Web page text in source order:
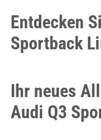
Entdecken
Sportback
Ihr neues
Audi Q3